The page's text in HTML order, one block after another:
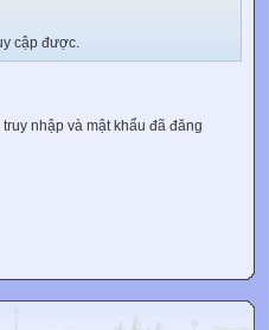
cập được.
nhập và mật khẩu đã đăng